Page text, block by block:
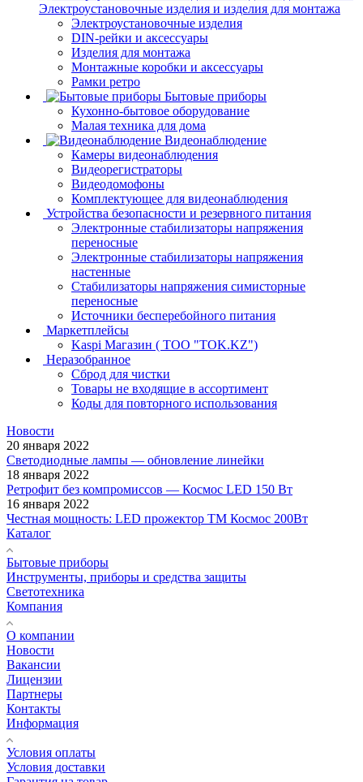
Электроустановочные изделия и изделия для монтажа
Электроустановочные изделия
DIN-рейки и аксессуары
Изделия для монтажа
Монтажные коробки и аксессуары
Рамки ретро
Бытовые приборы
Кухонно-бытовое оборудование
Малая техника для дома
Видеонаблюдение
Камеры видеонаблюдения
Видеорегистраторы
Видеодомофоны
Комплектующее для видеонаблюдения
Устройства безопасности и резервного питания
Электронные стабилизаторы напряжения
переносные
Электронные стабилизаторы напряжения
настенные
Стабилизаторы напряжения симисторные
переносные
Источники бесперебойного питания
Маркетплейсы
Kaspi Магазин ( ТОО "TOK.KZ")
Неразобранное
Сброд для чистки
Товары не входящие в ассортимент
Коды для повторного использования
Новости
20 января 2022
Светодиодные лампы — обновление линейки
18 января 2022
Ретрофит без компромиссов — Космос LED 150 Вт
16 января 2022
Честная мощность: LED прожектор ТМ Космос 200Вт
Каталог
Бытовые приборы
Инструменты, приборы и средства защиты
Светотехника
Компания
О компании
Новости
Вакансии
Лицензии
Партнеры
Контакты
Информация
Условия оплаты
Условия доставки